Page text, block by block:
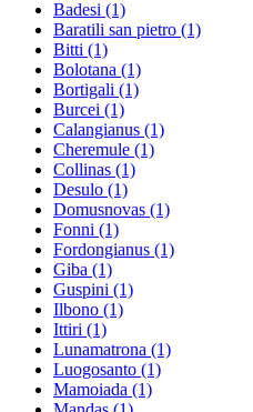
Badesi (1)
Baratili san pietro (1)
Bitti (1)
Bolotana (1)
Bortigali (1)
Burcei (1)
Calangianus (1)
Cheremule (1)
Collinas (1)
Desulo (1)
Domusnovas (1)
Fonni (1)
Fordongianus (1)
Giba (1)
Guspini (1)
Ilbono (1)
Ittiri (1)
Lunamatrona (1)
Luogosanto (1)
Mamoiada (1)